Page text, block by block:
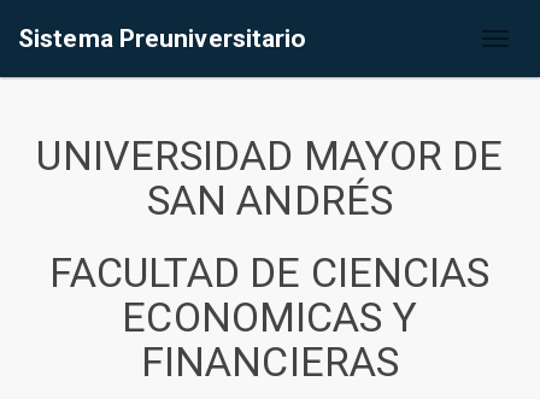
Sistema Preuniversitario
UNIVERSIDAD MAYOR DE
SAN ANDRÉS
FACULTAD DE CIENCIAS
ECONOMICAS Y
FINANCIERAS